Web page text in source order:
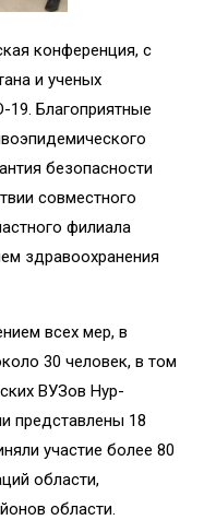
конференция, с
и ученых
19. Благоприятные
безопасности
совместного
филиала
здравоохранения
всех мер, в
30 человек, в том
ВУЗов Нур-
представлены 18
участие более 80
области,
области.